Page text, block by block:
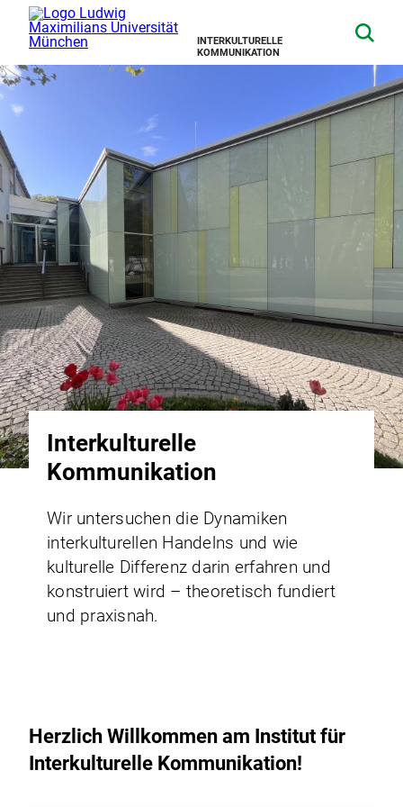
INTERKULTURELLE
KOMMUNIKATION
Interkulturelle
Kommunikation
Wir untersuchen die Dynamiken
interkulturellen Handelns und wie
kulturelle Differenz darin erfahren und
konstruiert wird – theoretisch fundiert
und praxisnah.
Herzlich Willkommen am Institut für
Interkulturelle Kommunikation!